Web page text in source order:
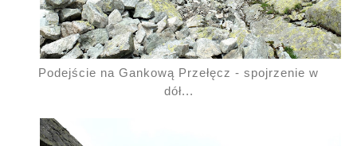
Podejście na Gankową Przełęcz - spojrzenie w
dół...